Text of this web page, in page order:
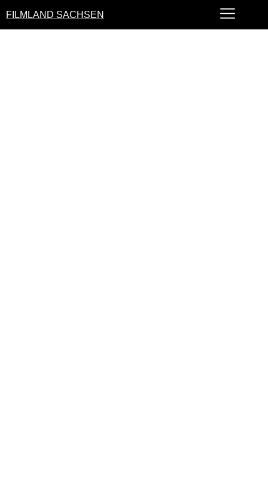
FILMLAND SACHSEN